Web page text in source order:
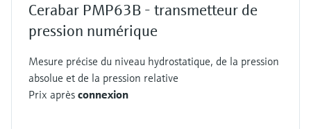
Cerabar PMP63B - transmetteur de
pression numérique
Mesure précise du niveau hydrostatique, de la pression
absolue et de la pression relative
Prix après connexion